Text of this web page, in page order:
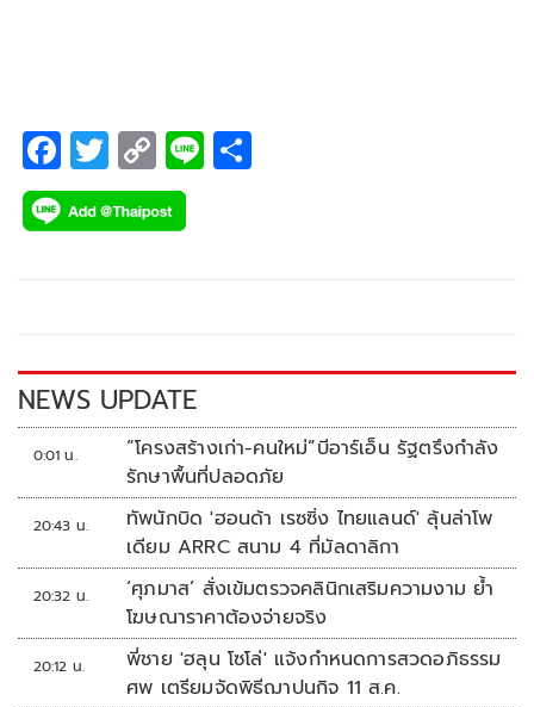
F
ac
e
k
T
wi
tt
C
o
p
k
Li
NEWS UPDATE
0:01 น.
“โครงสร้างเก่า-คนใหม่”บีอาร์เอ็น รัฐตรึงกำลัง
รักษาพื้นที่ปลอดภัย
20:43 น.
ทัพนักบิด 'ฮอนด้า เรซซิ่ง ไทยแลนด์' ลุ้นล่าโพ
เดียม ARRC สนาม 4 ที่มัลดาลิกา
20:32 น.
‘ศุภมาส’ สั่งเข้มตรวจคลินิกเสริมความงาม ย้ำ
โฆษณาราคาต้องจ่ายจริง
20:12 น.
พี่ชาย 'ฮลุน โซโล่' แจ้งกำหนดการสวดอภิธรรม
ศพ เตรียมจัดพิธีฌาปนกิจ 11 ส.ค.